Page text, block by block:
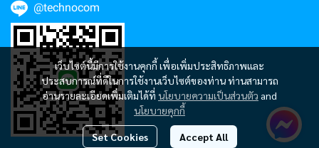
เว็บไซต์นี้มีการใช้งานคุกกี้ เพื่อเพิ่มประสิทธิภาพและ
ประสบการณ์ที่ดีในการใช้งานเว็บไซต์ของท่าน ท่านสามารถ
อ่านรายละเอียดเพิ่มเติมได้ที่ นโยบายความเป็นส่วนตัว and
นโยบายคุกกี้
Set Cookies Accept All
@technocom